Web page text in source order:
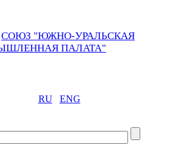
СОЮЗ "ЮЖНО-УРАЛЬСКАЯ
ПАЛАТА"
RU ENG